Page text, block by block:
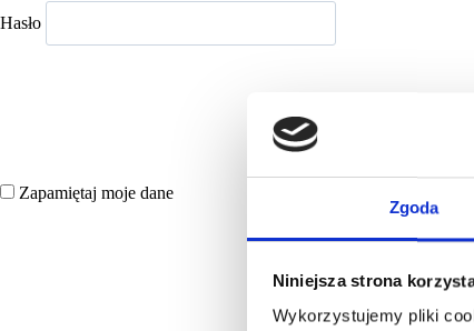
Zgoda
Niniejsza strona
Wykorzystujemy pliki
Hasło
Zapamiętaj moje dane